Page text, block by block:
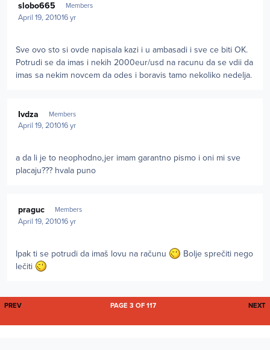
slobo665 Members
April 19, 201016 yr
Sve ovo sto si ovde napisala kazi i u ambasadi i sve ce biti OK.
Potrudi se da imas i nekih 2000eur/usd na racunu da se vdii da
imas sa nekim novcem da odes i boravis tamo nekoliko nedelja.
Ivdza Members
April 19, 201016 yr
a da li je to neophodno,jer imam garantno pismo i oni mi sve
placaju??? hvala puno
praguc Members
April 19, 201016 yr
Ipak ti se potrudi da imaš lovu na računu
Bolje sprečiti nego
lečiti
FIRST PAGE
PREV NEXT
PAGE 3 OF 117